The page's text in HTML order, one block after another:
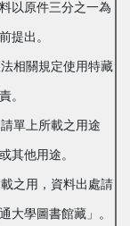
以原件三分之一為
提出。
相關規定使用特藏
。
單上所載之用途
其他用途。
之用，資料出處請
大學圖書館藏」。